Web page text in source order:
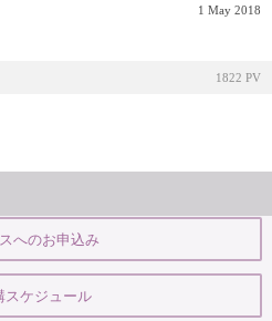
1 May 2018
1822 PV
へのお申込み
スケジュール